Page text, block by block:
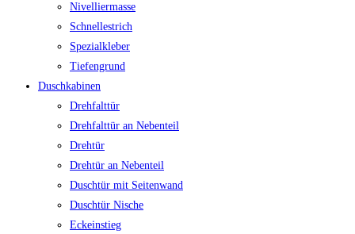
Nivelliermasse
Schnellestrich
Spezialkleber
Tiefengrund
Duschkabinen
Drehfalttür
Drehfalttür an Nebenteil
Drehtür
Drehtür an Nebenteil
Duschtür mit Seitenwand
Duschtür Nische
Eckeinstieg